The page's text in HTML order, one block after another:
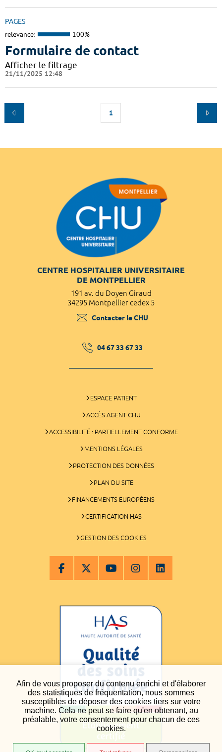
Afin de vous proposer du contenu enrichi et d'élaborer
des statistiques de fréquentation, nous sommes
susceptibles de déposer des cookies tiers sur votre
machine. Cela ne peut se faire qu'en obtenant, au
préalable, votre consentement pour chacun de ces
cookies.
PAGES
relevance: 100%
Formulaire de contact
Afficher le filtrage
21/11/2025 12:48
1
CENTRE HOSPITALIER UNIVERSITAIRE
DE MONTPELLIER
191 av. du Doyen Giraud
34295 Montpellier cedex 5
Contacter le CHU
04 67 33 67 33
ESPACE PATIENT
ACCÈS AGENT CHU
ACCESSIBILITÉ : PARTIELLEMENT CONFORME
MENTIONS LÉGALES
PROTECTION DES DONNÉES
PLAN DU SITE
FINANCEMENTS EUROPÉENS
CERTIFICATION HAS
GESTION DES COOKIES